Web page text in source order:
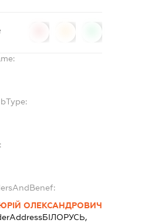
ОЛЕКСАНДРОВИЧ
БІЛОРУСЬ,